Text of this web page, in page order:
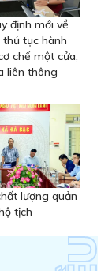
định mới về
tục hành
chế một cửa,
liên thông
lượng quản
tịch